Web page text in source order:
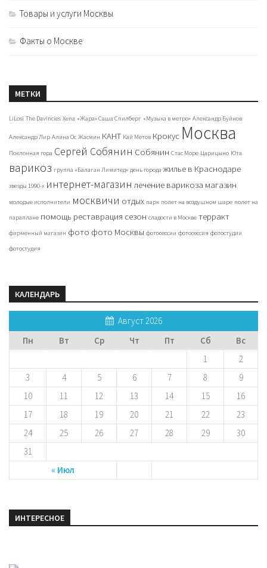
Товары и услуги Москвы
Факты о Москве
МЕТКИ
LiLosi The Davincies Xena «Жара» Саша Спилберг «Музыка в метро» Александр Буйнов
Александр Лир Алина Ос Жасмин КАНТ Кай Метов Крокус Москва
Поклонная гора Сергей Собянин Собянин Стас Море Царицыно Юта
варикоз группа «Балаган Лимитед» день города жилье в Краснодаре
звезды 1990-х интернет-магазин лечение варикоза магазин
молодые исполнители москвичи отдых парк полет на воздушном шаре полет на
параплане помощь реставрация сезон сладости в Москве терракт
фирменный магазин фото фото Москвы фотосессии фотосессия фотостудии
фотостудия
КАЛЕНДАРЬ
Август 2026
Пн
Вт Ср Чт Пт Сб Вс
« Июл
1
2
3
4 5 6 7 8
9
10
11 12 13 14 15
16
17
18 19 20 21 22
23
24
25 26 27 28 29
30
31
ИНТЕРЕСНОЕ